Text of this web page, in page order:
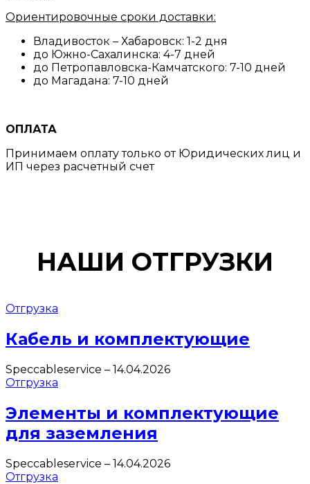
Ориентировочные сроки доставки:
Владивосток – Хабаровск: 1-2 дня
до Южно-Сахалинска: 4-7 дней
до Петропавловска-Камчатского: 7-10 дней
до Магадана: 7-10 дней
ОПЛАТА
Принимаем оплату только от Юридических лиц и
ИП через расчетный счет
НАШИ ОТГРУЗКИ
Отгрузка
Кабель и комплектующие
Speccableservice – 14.04.2026
Отгрузка
Элементы и комплектующие
для заземления
Speccableservice – 14.04.2026
Отгрузка